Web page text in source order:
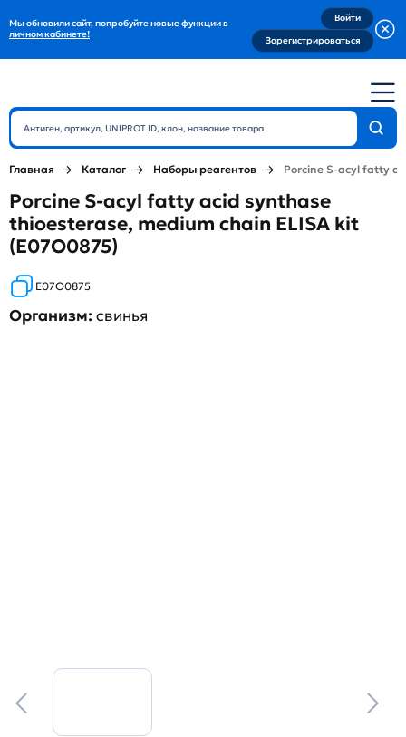
Мы обновили сайт, попробуйте новые функции в
личном кабинете!
Войти
Зарегистрироваться
Главная Каталог Наборы реагентов Porcine S-acyl fatty
Porcine S-acyl fatty acid synthase
thioesterase, medium chain ELISA kit
(E07O0875)
E07O0875
Организм:свинья